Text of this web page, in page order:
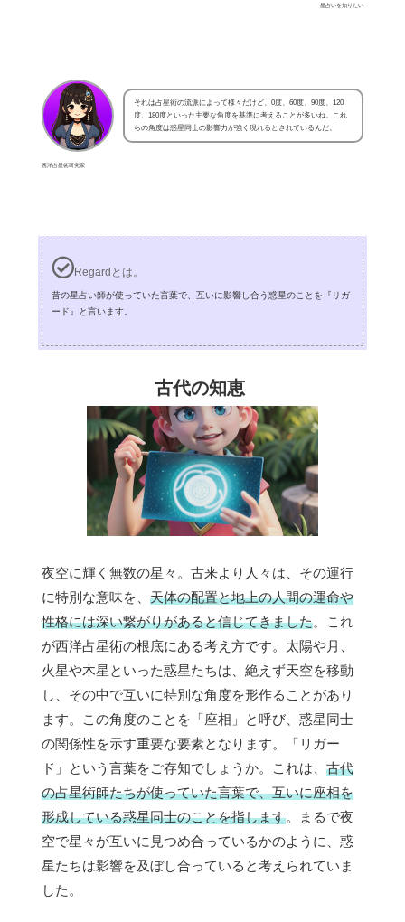
星占いを知りたい
西洋占星術研究家
それは占星術の流派によって様々だけど、0度、60度、90度、120
度、180度といった主要な角度を基準に考えることが多いね。これ
らの角度は惑星同士の影響力が強く現れるとされているんだ。
Regardとは。
昔の星占い師が使っていた言葉で、互いに影響し合う惑星のことを『リガ
ード』と言います。
古代の知恵
夜空に輝く無数の星々。古来より人々は、その運行
に特別な意味を、 天体の配置と地上の人間の運命や
性格には深い繋がりがあると信じてきました。これ
が西洋占星術の根底にある考え方です。太陽や月、
火星や木星といった惑星たちは、絶えず天空を移動
し、その中で互いに特別な角度を形作ることがあり
ます。この角度のことを「座相」と呼び、惑星同士
の関係性を示す重要な要素となります。「リガー
ド」という言葉をご存知でしょうか。これは、 古代
の占星術師たちが使っていた言葉で、互いに座相を
形成している惑星同士のことを指します。まるで夜
空で星々が互いに見つめ合っているかのように、惑
星たちは影響を及ぼし合っていると考えられていま
した。